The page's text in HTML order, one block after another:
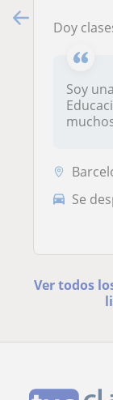
Doy
Soy
Se
Ver todos